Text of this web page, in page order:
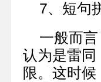
7、短句
一般而
认为是雷同
限。这时